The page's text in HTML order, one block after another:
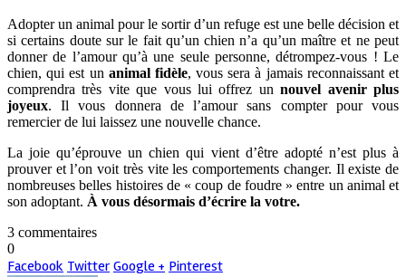
Adopter un animal pour le sortir d’un refuge est une belle décision et
si certains doute sur le fait qu’un chien n’a qu’un maître et ne peut
donner de l’amour qu’à une seule personne, détrompez-vous ! Le
chien, qui est un animal fidèle, vous sera à jamais reconnaissant et
comprendra très vite que vous lui offrez unnouvel avenir plus
joyeux. Il vous donnera de l’amour sans compter pour vous
remercier de lui laissez une nouvelle chance.
La joie qu’éprouve un chien qui vient d’être adopté n’est plus à
prouver et l’on voit très vite les comportements changer. Il existe de
nombreuses belles histoires de « coup de foudre » entre un animal et
son adoptant. À vous désormais d’écrire la votre.
3 commentaires
0
Facebook Twitter Google + Pinterest